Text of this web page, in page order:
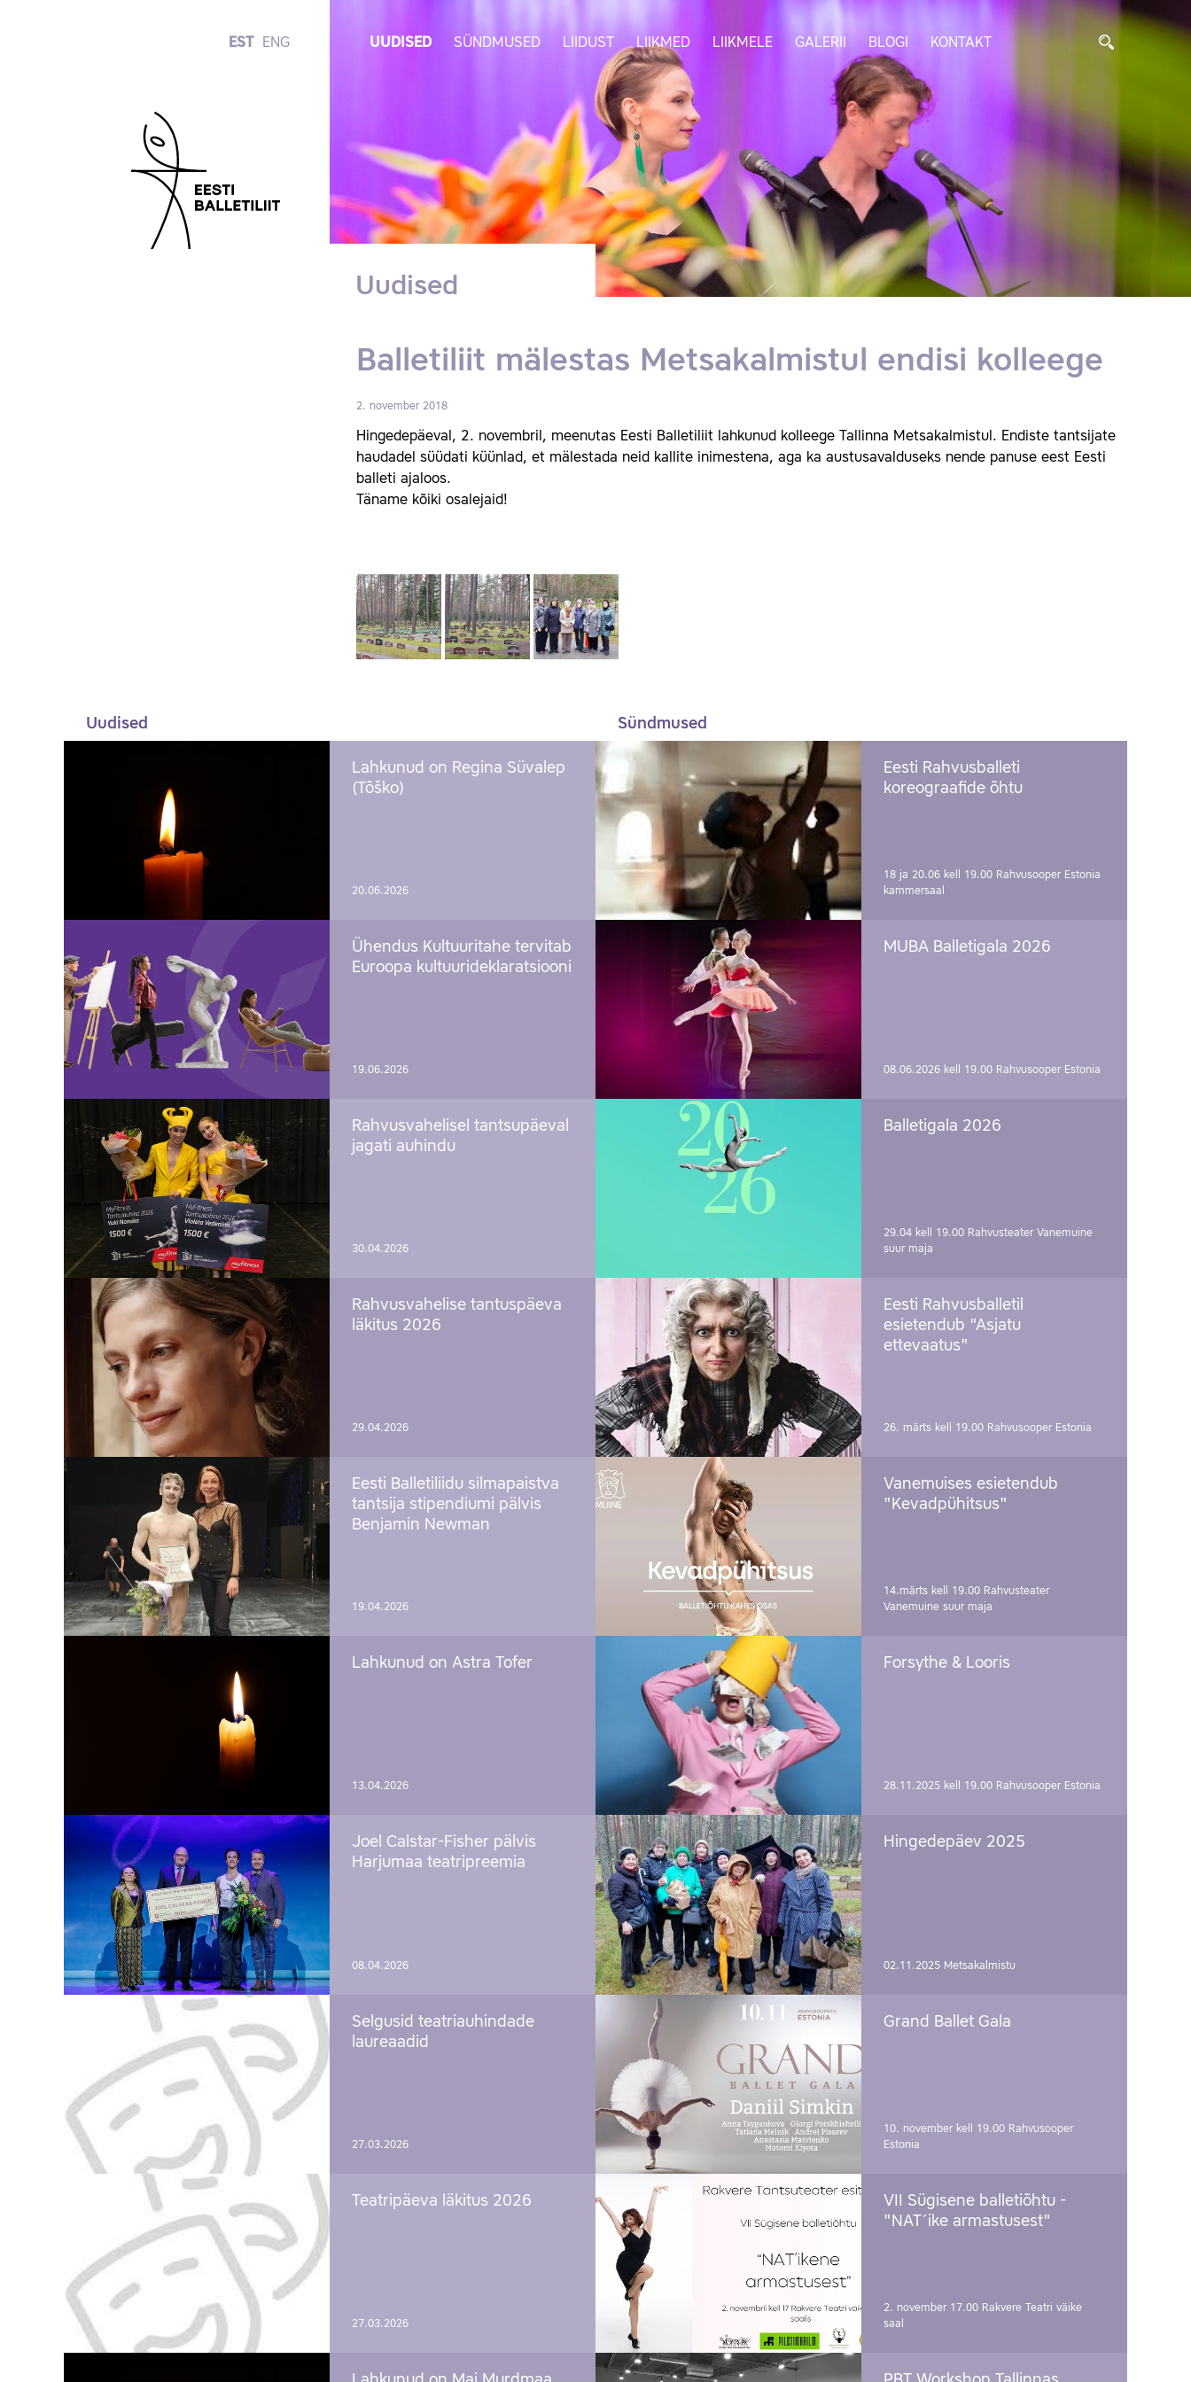
EST ENG UUDISED SÜNDMUSED LIIDUST LIIKMED LIIKMELE GALERII BLOGI KONTAKT
Uudised
Balletiliit mälestas Metsakalmistul endisi kolleege
2. november 2018
Hingedepäeval, 2. novembril, meenutas Eesti Balletiliit lahkunud kolleege Tallinna Metsakalmistul. Endiste tantsijate
haudadel süüdati küünlad, et mälestada neid kallite inimestena, aga ka austusavalduseks nende panuse eest Eesti
balleti ajaloos.
Täname kõiki osalejaid!
Uudised
Lahkunud on Regina Süvalep
(Tõško)
20.06.2026
Ühendus Kultuuritahe tervitab
Euroopa kultuurideklaratsiooni
19.06.2026
Rahvusvahelisel tantsupäeval
jagati auhindu
30.04.2026
Rahvusvahelise tantuspäeva
läkitus 2026
29.04.2026
Eesti Balletiliidu silmapaistva
tantsija stipendiumi pälvis
Benjamin Newman
19.04.2026
Lahkunud on Astra Tofer
13.04.2026
Joel Calstar-Fisher pälvis
Harjumaa teatripreemia
08.04.2026
Selgusid teatriauhindade
laureaadid
27.03.2026
Teatripäeva läkitus 2026
27.03.2026
Sündmused
Eesti Rahvusballeti
koreograafide õhtu
18 ja 20.06 kell 19.00 Rahvusooper Estonia
kammersaal
MUBA Balletigala 2026
08.06.2026 kell 19.00 Rahvusooper Estonia
Balletigala 2026
29.04 kell 19.00 Rahvusteater Vanemuine
suur maja
Eesti Rahvusballetil
esietendub "Asjatu
ettevaatus"
26. märts kell 19.00 Rahvusooper Estonia
Vanemuises esietendub
"Kevadpühitsus"
14.märts kell 19.00 Rahvusteater
Vanemuine suur maja
Forsythe & Looris
28.11.2025 kell 19.00 Rahvusooper Estonia
Hingedepäev 2025
02.11.2025 Metsakalmistu
Grand Ballet Gala
10. november kell 19.00 Rahvusooper
Estonia
VII Sügisene balletiõhtu -
"NAT´ike armastusest"
2. november 17.00 Rakvere Teatri väike
saal